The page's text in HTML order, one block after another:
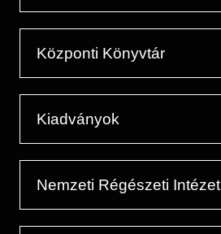
Központi Könyvtár
Kiadványok
Nemzeti Régészeti Intézet